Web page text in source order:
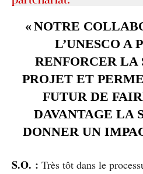
« NOTRE
L’UNESCO A
RENFORCER
PROJET ET
FUTUR DE
DAVANTAGE LA
DONNER UN
S.O. : Très tôt dans le